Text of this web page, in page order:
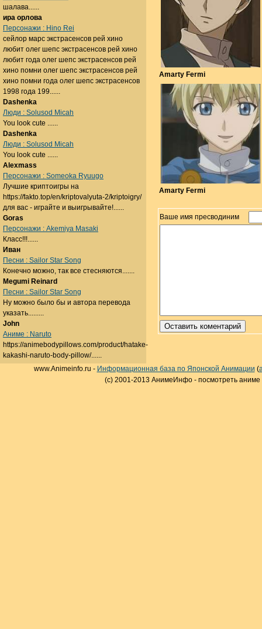
Amarty Fermi
Amarty Fermi
Ваше имя пресводиним
шалава......
ира орлова
Персонажи : Hino Rei
сейлор марс экстрасенсов рей хино
любит олег шепс экстрасенсов рей хино
любит года олег шепс экстрасенсов рей
хино помни олег шепс экстрасенсов рей
хино помни года олег шепс экстрасенсов
1998 года 199......
Dashenka
Люди : Solusod Micah
You look cute ......
Dashenka
Люди : Solusod Micah
You look cute ......
Alexmass
Персонажи : Someoka Ryuugo
Лучшие криптоигры на
https://fakto.top/en/kriptovalyuta-2/kriptoigry/
для вас - играйте и выигрывайте!......
Goras
Персонажи : Akemiya Masaki
Класс!!!......
Иван
Песни : Sailor Star Song
Конечно можно, так все стесняются.......
Megumi Reinard
Песни : Sailor Star Song
Ну можно было бы и автора перевода
указать.........
John
Аниме : Naruto
https://animebodypillows.com/product/hatake-
kakashi-naruto-body-pillow/......
www.Animeinfo.ru - Информационная база по Японской Анимации (
(c) 2001-2013 АнимеИнфо - посмотреть аниме